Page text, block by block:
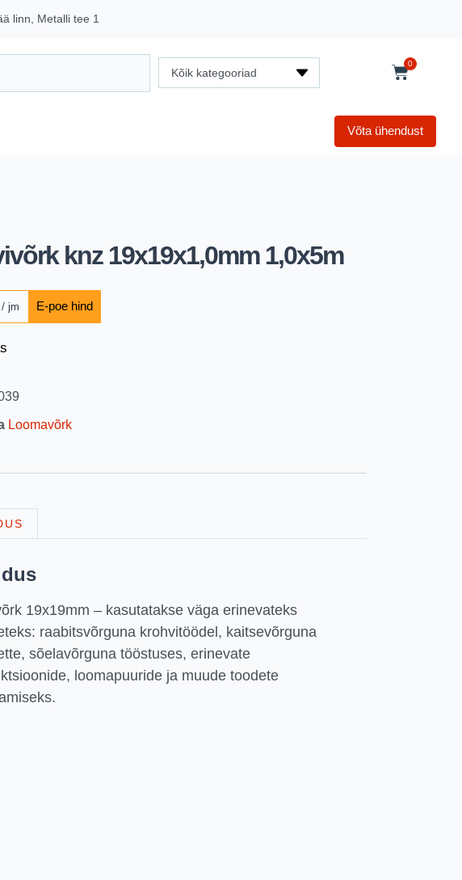
linn, Metalli tee 1
Kõik kategooriad
0
Võta ühendust
knz 19x19x1,0mm 1,0x5m
jm
Loomavõrk
19x19mm – kasutatakse väga erinevateks
raabitsvõrguna krohvitöödel, kaitsevõrguna
sõelavõrguna tööstuses, erinevate
loomapuuride ja muude toodete